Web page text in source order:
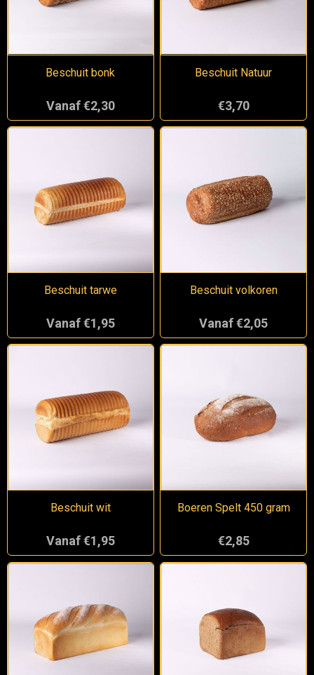
Beschuit bonk
Vanaf €2,30
Beschuit Natuur
€3,70
Beschuit tarwe
Vanaf €1,95
Beschuit volkoren
Vanaf €2,05
Beschuit wit
Vanaf €1,95
Boeren Spelt 450 gram
€2,85